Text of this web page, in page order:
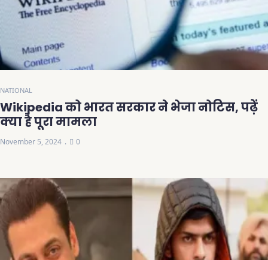
NATIONAL
Wikipedia को भारत सरकार ने भेजा नोटिस, पढ़ें
क्या है पूरा मामला
November 5, 2024 0